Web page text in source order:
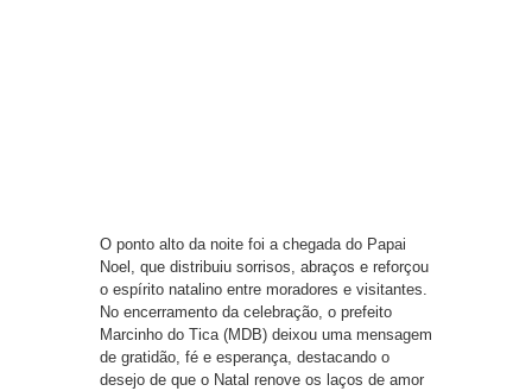
O ponto alto da noite foi a chegada do Papai
Noel, que distribuiu sorrisos, abraços e reforçou
o espírito natalino entre moradores e visitantes.
No encerramento da celebração, o prefeito
Marcinho do Tica (MDB) deixou uma mensagem
de gratidão, fé e esperança, destacando o
desejo de que o Natal renove os laços de amor